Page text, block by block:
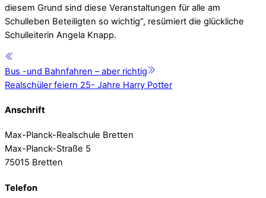
diesem Grund sind diese Veranstaltungen für alle am
Schulleben Beteiligten so wichtig“, resümiert die glückliche
Schulleiterin Angela Knapp.
Bus -und Bahnfahren – aber richtig
Realschüler feiern 25- Jahre Harry Potter
Anschrift
Max-Planck-Realschule Bretten
Max-Planck-Straße 5
75015 Bretten
Telefon